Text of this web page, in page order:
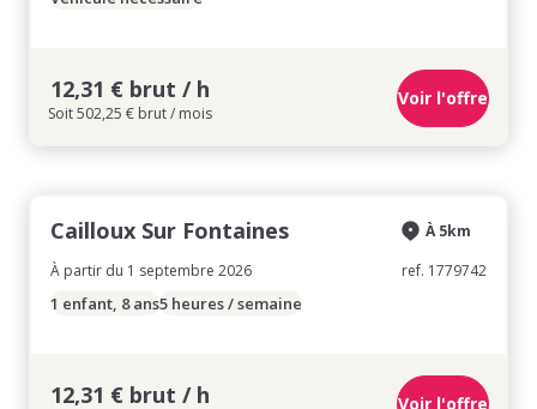
12,31 € brut / h
Soit 502,25 € brut / mois
Voir l'offre
Cailloux Sur Fontaines
À partir du 1 septembre 2026
À 5km
ref. 1779742
1 enfant, 8 ans5 heures / semaine
12,31 € brut / h Voir l'offre